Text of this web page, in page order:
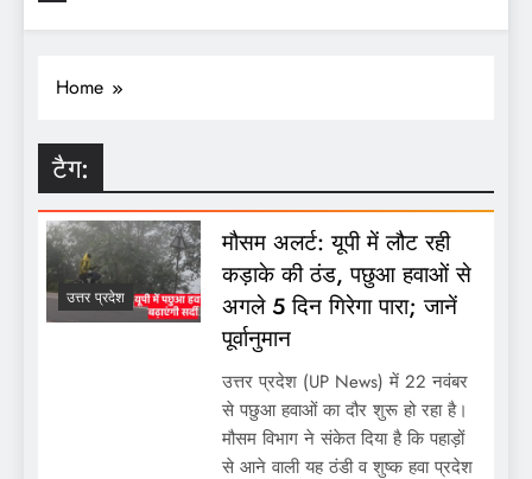
Home
टैग:
उत्तर प्रदेश
मौसम अलर्ट: यूपी में लौट रही
कड़ाके की ठंड, पछुआ हवाओं से
अगले 5 दिन गिरेगा पारा; जानें
पूर्वानुमान
उत्तर प्रदेश (UP News) में 22 नवंबर
से पछुआ हवाओं का दौर शुरू हो रहा है।
मौसम विभाग ने संकेत दिया है कि पहाड़ों
से आने वाली यह ठंडी व शुष्क हवा प्रदेश